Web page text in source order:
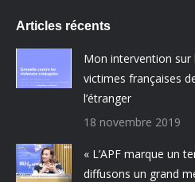
Articles récents
Mon intervention sur
victimes françaises
l’étranger
18 novembre 2019
« L’APF marque un
diffusons un grand